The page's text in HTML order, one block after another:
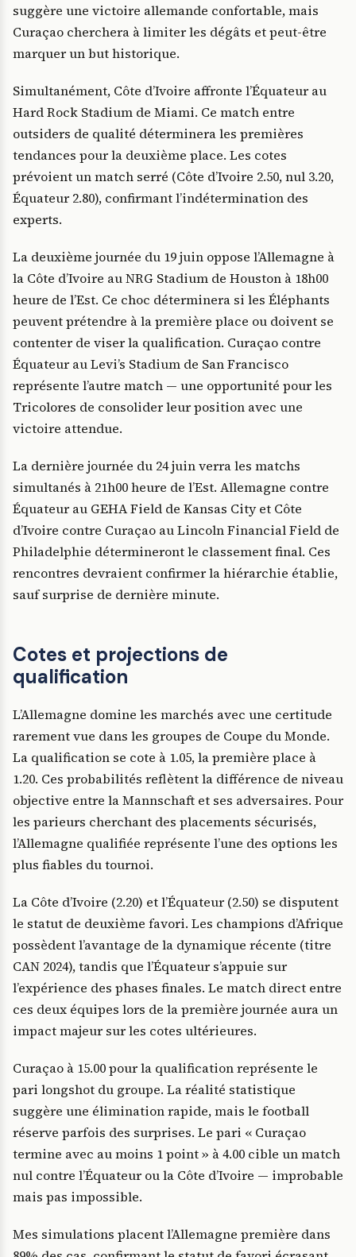
suggère une victoire allemande confortable, mais
Curaçao cherchera à limiter les dégâts et peut-être
marquer un but historique.
Simultanément, Côte d’Ivoire affronte l’Équateur au
Hard Rock Stadium de Miami. Ce match entre
outsiders de qualité déterminera les premières
tendances pour la deuxième place. Les cotes
prévoient un match serré (Côte d’Ivoire 2.50, nul 3.20,
Équateur 2.80), confirmant l’indétermination des
experts.
La deuxième journée du 19 juin oppose l’Allemagne à
la Côte d’Ivoire au NRG Stadium de Houston à 18h00
heure de l’Est. Ce choc déterminera si les Éléphants
peuvent prétendre à la première place ou doivent se
contenter de viser la qualification. Curaçao contre
Équateur au Levi’s Stadium de San Francisco
représente l’autre match — une opportunité pour les
Tricolores de consolider leur position avec une
victoire attendue.
La dernière journée du 24 juin verra les matchs
simultanés à 21h00 heure de l’Est. Allemagne contre
Équateur au GEHA Field de Kansas City et Côte
d’Ivoire contre Curaçao au Lincoln Financial Field de
Philadelphie détermineront le classement final. Ces
rencontres devraient confirmer la hiérarchie établie,
sauf surprise de dernière minute.
Cotes et projections de
qualification
L’Allemagne domine les marchés avec une certitude
rarement vue dans les groupes de Coupe du Monde.
La qualification se cote à 1.05, la première place à
1.20. Ces probabilités reflètent la différence de niveau
objective entre la Mannschaft et ses adversaires. Pour
les parieurs cherchant des placements sécurisés,
l’Allemagne qualifiée représente l’une des options les
plus fiables du tournoi.
La Côte d’Ivoire (2.20) et l’Équateur (2.50) se disputent
le statut de deuxième favori. Les champions d’Afrique
possèdent l’avantage de la dynamique récente (titre
CAN 2024), tandis que l’Équateur s’appuie sur
l’expérience des phases finales. Le match direct entre
ces deux équipes lors de la première journée aura un
impact majeur sur les cotes ultérieures.
Curaçao à 15.00 pour la qualification représente le
pari longshot du groupe. La réalité statistique
suggère une élimination rapide, mais le football
réserve parfois des surprises. Le pari « Curaçao
termine avec au moins 1 point » à 4.00 cible un match
nul contre l’Équateur ou la Côte d’Ivoire — improbable
mais pas impossible.
Mes simulations placent l’Allemagne première dans